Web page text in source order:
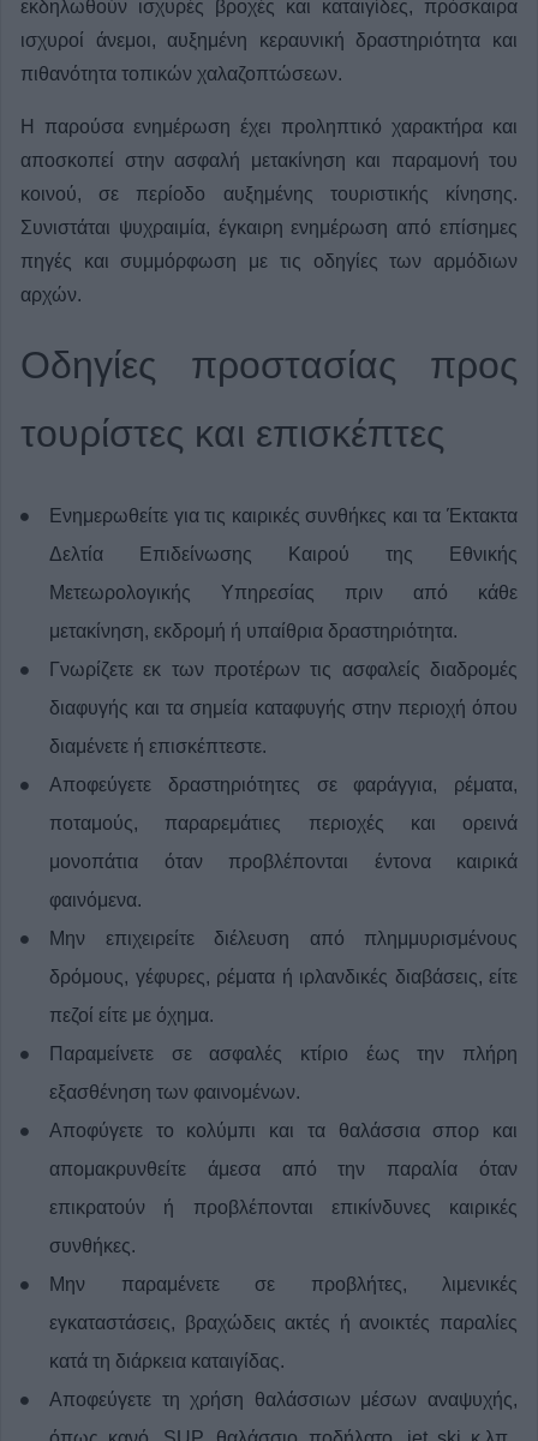
εκδηλωθούν ισχυρές βροχές και καταιγίδες, πρόσκαιρα
ισχυροί άνεμοι, αυξημένη κεραυνική δραστηριότητα και
πιθανότητα τοπικών χαλαζοπτώσεων.
Η παρούσα ενημέρωση έχει προληπτικό χαρακτήρα και
αποσκοπεί στην ασφαλή μετακίνηση και παραμονή του
κοινού, σε περίοδο αυξημένης τουριστικής κίνησης.
Συνιστάται ψυχραιμία, έγκαιρη ενημέρωση από επίσημες
πηγές και συμμόρφωση με τις οδηγίες των αρμόδιων
αρχών.
Οδηγίες προστασίας προς
τουρίστες και επισκέπτες
Ενημερωθείτε για τις καιρικές συνθήκες και τα Έκτακτα
Δελτία Επιδείνωσης Καιρού της Εθνικής
Μετεωρολογικής Υπηρεσίας πριν από κάθε
μετακίνηση, εκδρομή ή υπαίθρια δραστηριότητα.
Γνωρίζετε εκ των προτέρων τις ασφαλείς διαδρομές
διαφυγής και τα σημεία καταφυγής στην περιοχή όπου
διαμένετε ή επισκέπτεστε.
Αποφεύγετε δραστηριότητες σε φαράγγια, ρέματα,
ποταμούς, παραρεμάτιες περιοχές και ορεινά
μονοπάτια όταν προβλέπονται έντονα καιρικά
φαινόμενα.
Μην επιχειρείτε διέλευση από πλημμυρισμένους
δρόμους, γέφυρες, ρέματα ή ιρλανδικές διαβάσεις, είτε
πεζοί είτε με όχημα.
Παραμείνετε σε ασφαλές κτίριο έως την πλήρη
εξασθένηση των φαινομένων.
Αποφύγετε το κολύμπι και τα θαλάσσια σπορ και
απομακρυνθείτε άμεσα από την παραλία όταν
επικρατούν ή προβλέπονται επικίνδυνες καιρικές
συνθήκες.
Μην παραμένετε σε προβλήτες, λιμενικές
εγκαταστάσεις, βραχώδεις ακτές ή ανοικτές παραλίες
κατά τη διάρκεια καταιγίδας.
Αποφεύγετε τη χρήση θαλάσσιων μέσων αναψυχής,